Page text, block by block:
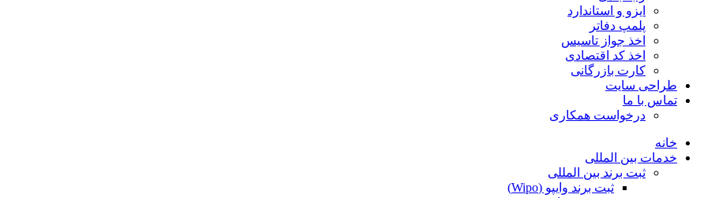
ایزو و استاندارد
پلمپ دفاتر
اخذ جواز تاسیس
اخذ کد اقتصادی
کارت بازرگانی
طراحی سایت
تماس با ما
درخواست همکاری
خانه
خدمات بین المللی
ثبت برند بین المللی
ثبت برند وایپو (Wipo)